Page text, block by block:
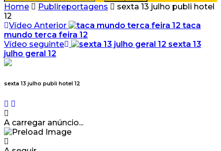
Home Publireportagens
sexta 13 julho publi hotel
12
Vídeo Anterior
taca
mundo terca feira 12
Vídeo seguinte
sexta 13
julho geral 12
sexta 13 julho publi hotel 12
A carregar anúncio...